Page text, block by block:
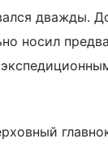
дважды.
носил